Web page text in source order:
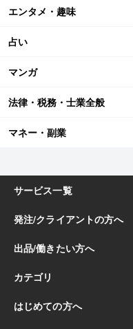
エンタメ・趣味
占い
マンガ
法律・税務・士業全般
マネー・副業